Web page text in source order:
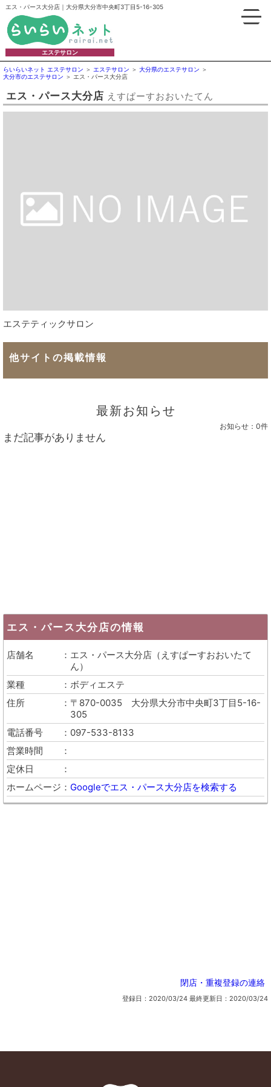
エス・パース大分店｜大分県大分市中央町3丁目5-16-305
エステサロン
らいらいネット エステサロン エステサロン
大分県のエステサロン
大分市のエステサロン
エス・パース大分店
エス・パース大分店 えすぱーすおおいたてん
エステティックサロン
他サイトの掲載情報
最新お知らせ
お知らせ： 0件
まだ記事がありません
エス・パース大分店の情報
店舗名 エス・パース大分店 （ えすぱーすおおいたて
ん）
業種
ボディエステ
住所
〒870-0035 大分県大分市中央町3丁目5-16-
305
電話番号
097-533-8133
営業時間
定休日
ホームページ
Googleでエス・パース大分店を検索する
閉店・重複登録の連絡
登録日：2020/03/24 最終更新日：2020/03/24